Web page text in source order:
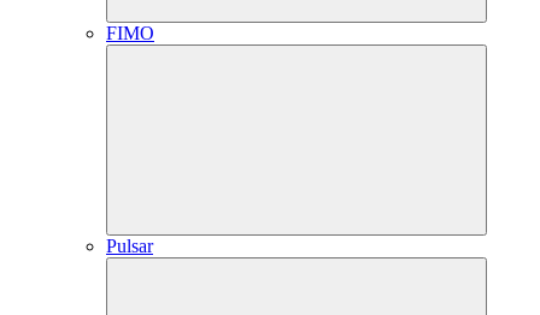
FIMO
Pulsar